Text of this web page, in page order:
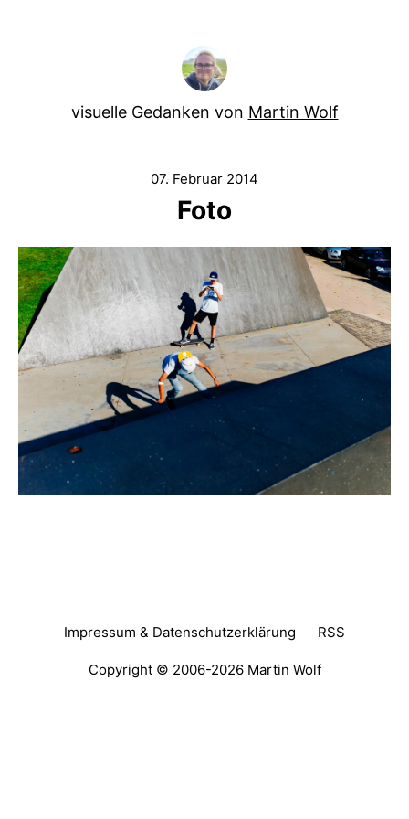
visuelle Gedanken von Martin Wolf
07. Februar 2014
Foto
Impressum & Datenschutzerklärung RSS
Copyright © 2006-2026 Martin Wolf